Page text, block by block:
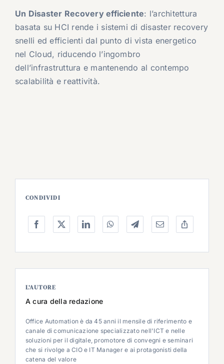
Un Disaster Recovery efficiente: l’architettura
basata su HCI rende i sistemi di disaster recovery
snelli ed efficienti dal punto di vista energetico
nel Cloud, riducendo l’ingombro
dell’infrastruttura e mantenendo al contempo
scalabilità e reattività.
CONDIVIDI
L’AUTORE
A cura della redazione
Office Automation è da 45 anni il mensile di riferimento e
canale di comunicazione specializzato nell'ICT e nelle
soluzioni per il digitale, promotore di convegni e seminari
che si rivolge a CIO e IT Manager e ai protagonisti della
catena del valore